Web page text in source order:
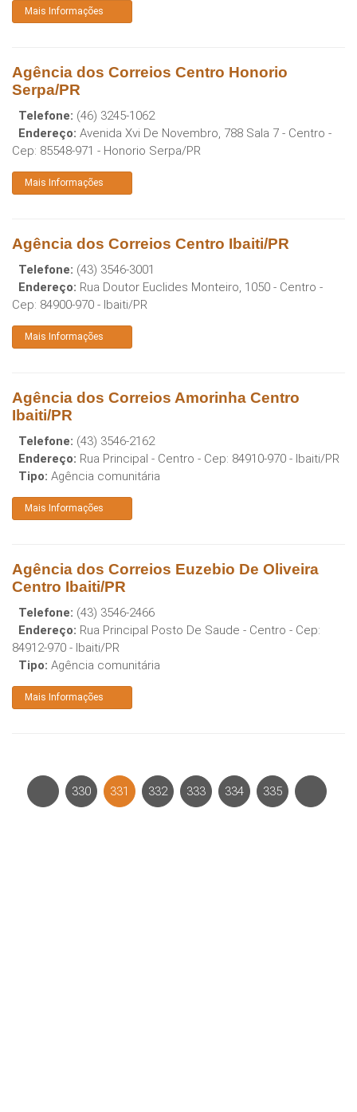
Mais Informações
Agência dos Correios Centro Honorio
Serpa/PR
Telefone: (46) 3245-1062
Endereço: Avenida Xvi De Novembro, 788 Sala 7 - Centro -
Cep: 85548-971 - Honorio Serpa/PR
Mais Informações
Agência dos Correios Centro Ibaiti/PR
Telefone: (43) 3546-3001
Endereço: Rua Doutor Euclides Monteiro, 1050 - Centro -
Cep: 84900-970 - Ibaiti/PR
Mais Informações
Agência dos Correios Amorinha Centro
Ibaiti/PR
Telefone: (43) 3546-2162
Endereço: Rua Principal - Centro - Cep: 84910-970 - Ibaiti/PR
Tipo: Agência comunitária
Mais Informações
Agência dos Correios Euzebio De Oliveira
Centro Ibaiti/PR
Telefone: (43) 3546-2466
Endereço: Rua Principal Posto De Saude - Centro - Cep:
84912-970 - Ibaiti/PR
Tipo: Agência comunitária
Mais Informações
330 331 332 333 334 335